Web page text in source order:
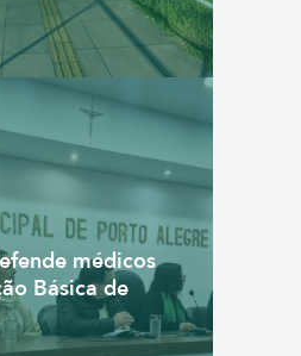
médicos
Básica de